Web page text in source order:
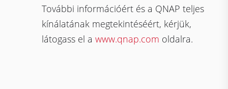
További információért és a QNAP teljes
kínálatának megtekintéséért, kérjük,
látogass el awww.qnap.com oldalra.